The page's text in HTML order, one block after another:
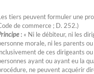
tiers peuvent formuler une
de commerce ; D. 252.)
:« Ni le débiteur, ni les
morale, ni les parents ou
de ces dirigeants
ayant ou ayant eu la
ne peuvent acquérir